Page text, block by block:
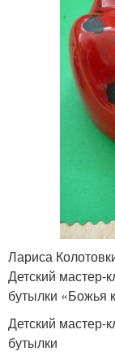
Лариса
Детский мастер-
бутылки «Божья
Детский мастер-
бутылки